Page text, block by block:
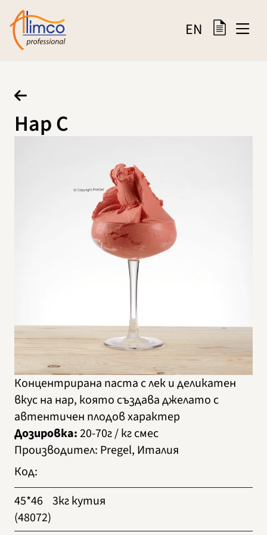
EN
Нар С
Концентрирана паста с лек и деликатен
вкус на нар, която създава джелато с
автентичен плодов характер
Дозировка:20-70г / кг смес
Производител: Pregel, Италия
Код:
45*46
(48072)
3кг кутия